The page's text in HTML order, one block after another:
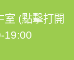
(點擊打開
19:00